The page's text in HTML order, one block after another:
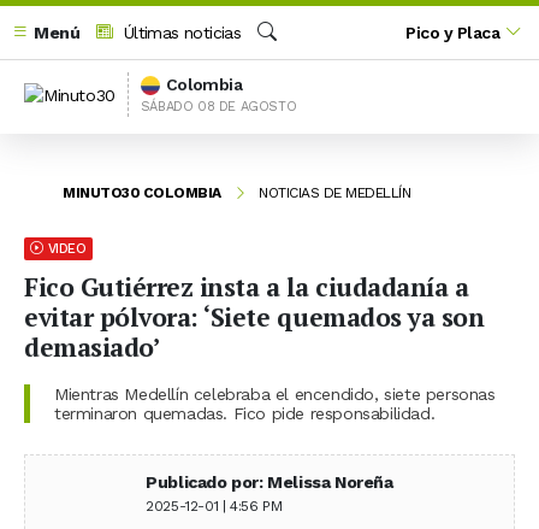
Menú
Últimas noticias
Buscar
Pico y Placa
Colombia
SÁBADO 08 DE AGOSTO
MINUTO30 COLOMBIA NOTICIAS DE MEDELLÍN
VIDEO
Fico Gutiérrez insta a la ciudadanía a
evitar pólvora: ‘Siete quemados ya son
demasiado’
Mientras Medellín celebraba el encendido, siete personas
terminaron quemadas. Fico pide responsabilidad.
Publicado por: Melissa Noreña
2025-12-01 | 4:56 PM